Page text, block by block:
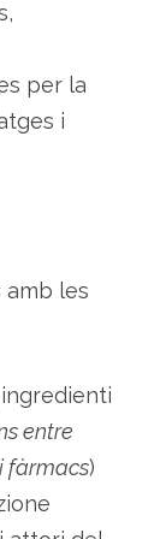
per la
i
amb les
entre
fàrmacs)